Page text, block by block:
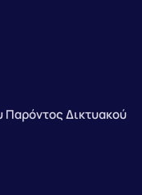
Παρόντος Δικτυακού